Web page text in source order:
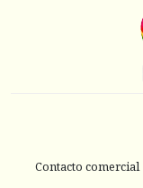
Contacto comercial